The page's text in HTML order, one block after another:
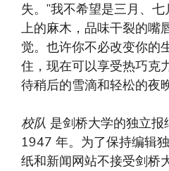
失。”我不希望是三月、
上的麻木，品味干裂的嘴
觉。也许你不必改变你的
住，现在可以享受热巧克
待稍后的雪滴和轻松的夜晚
校队 是剑桥大学的独立
1947 年。为了保持编辑
纸和新闻网站不接受剑桥